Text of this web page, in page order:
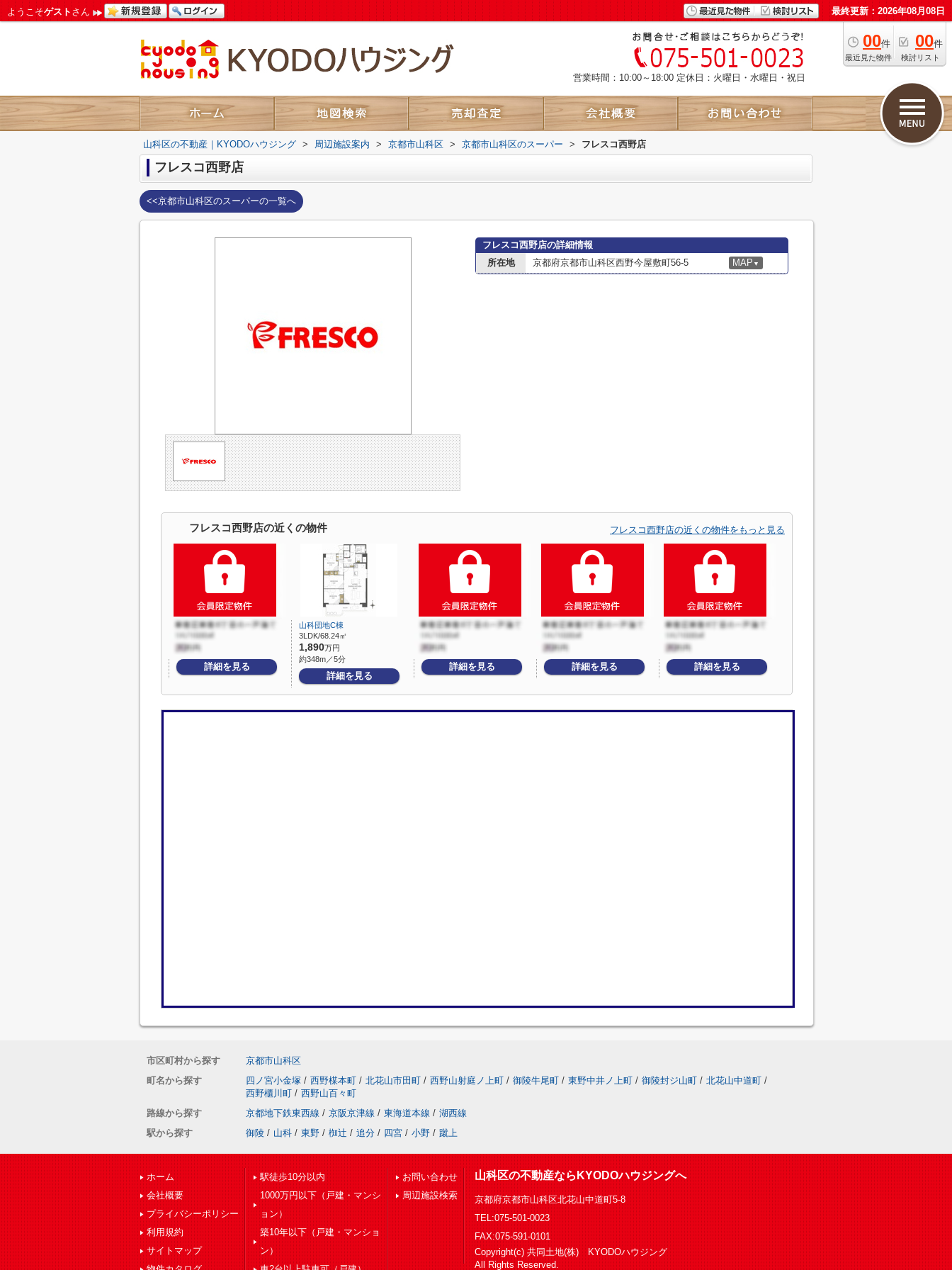
ようこそゲストさん 最終更新：2026年08月08日
00件
最近見た物件
00件
検討リスト
営業時間：10:00～18:00 定休日：火曜日・水曜日・祝日
山科区の不動産｜KYODOハウジング > 周辺施設案内 > 京都市山科区 > 京都市山科区のスーパー > フレスコ西野店
フレスコ西野店
<<京都市山科区のスーパーの一覧へ
フレスコ西野店の詳細情報
所在地
京都府京都市山科区西野今屋敷町56-5 MAP ▼
フレスコ西野店の近くの物件 フレスコ西野店の近くの物件をもっと見る
詳細を見る
山科団地C棟
3LDK/68.24㎡
1,890万円
約348m／5分
詳細を見る
詳細を見る 詳細を見る 詳細を見る
市区町村から探す
京都市山科区
町名から探す
四ノ宮小金塚 / 西野楳本町 / 北花山市田町 / 西野山射庭ノ上町 / 御陵牛尾町 / 東野中井ノ上町 / 御陵封ジ山町 / 北花山中道町 /
西野櫃川町 / 西野山百々町
路線から探す
京都地下鉄東西線 / 京阪京津線 / 東海道本線 / 湖西線
駅から探す
御陵 / 山科 / 東野 / 椥辻 / 追分 / 四宮 / 小野 / 蹴上
ホーム
会社概要
プライバシーポリシー
利用規約
サイトマップ
駅徒歩10分以内
1000万円以下（戸建・マンシ
ョン）
築10年以下（戸建・マンショ
ン）
お問い合わせ
周辺施設検索
山科区の不動産ならKYODOハウジングへ
京都府京都市山科区北花山中道町5-8
TEL:075-501-0023
FAX:075-591-0101
Copyright(c) 共同土地(株) KYODOハウジング
All Rights Reserved.